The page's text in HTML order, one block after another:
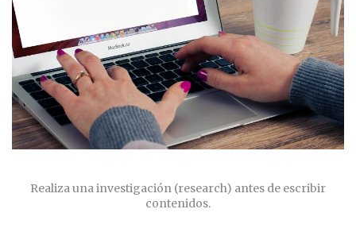
Realiza una investigación (research) antes de escribir
contenidos.